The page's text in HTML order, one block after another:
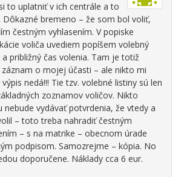
to uplatniť v ich centrále a to
Dôkazné bremeno – že som bol voliť,
čestným vyhlasením. V popiske
voliča uvediem popíšem volebný
približný čas volenia. Tam je totiž
záznam o mojej účasti – ale nikto mi
nedá!!! Tie tzv. volebné listiny sú len
zoznamov voličov. Nikto
nebude vydávať potvrdenia, že vtedy a
– toto treba nahradiť čestným
– s na matrike – obecnom úrade
podpisom. Samozrejme – kópia. No
doporučene. Náklady cca 6 eur.